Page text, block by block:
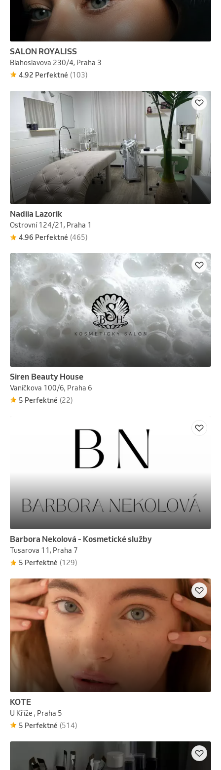
SALON ROYALISS
Blahoslavova 230/4, Praha 3
4.92 Perfektné (103)
Nadiia Lazorik
Ostrovní 124/21, Praha 1
4.96 Perfektné (465)
Siren Beauty House
Vaníčkova 100/6, Praha 6
5 Perfektné (22)
Barbora Nekolová - Kosmetické služby
Tusarova 11, Praha 7
5 Perfektné (129)
KOTE
U Kříže , Praha 5
5 Perfektné (514)